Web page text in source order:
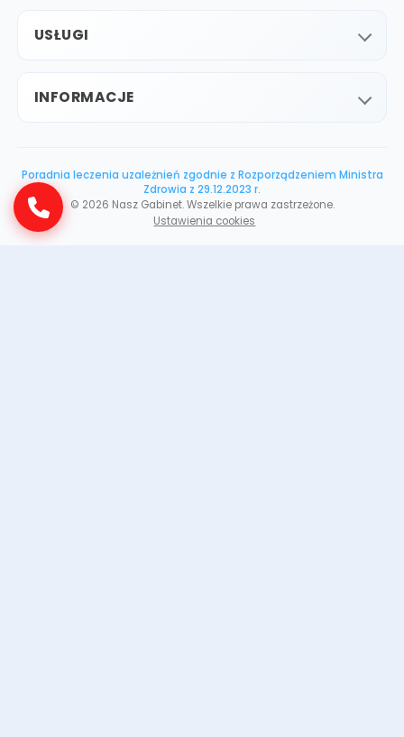
USŁUGI
INFORMACJE
Poradnia leczenia uzależnień zgodnie z Rozporządzeniem Ministra
Zdrowia z 29.12.2023 r.
© 2026 Nasz Gabinet. Wszelkie prawa zastrzeżone.
Ustawienia cookies